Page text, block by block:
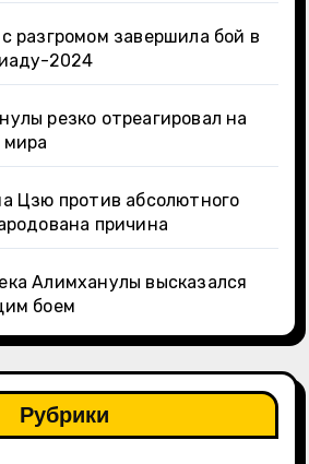
разгромом завершила бой в
2024
резко отреагировал на
мира
Цзю против абсолютного
причина
Алимханулы высказался
боем
Рубрики